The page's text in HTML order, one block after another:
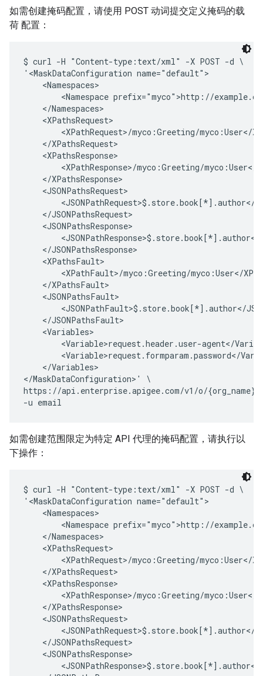
如需创建掩码配置，请使用 POST 动词提交定义掩码的载
荷 配置：
$ curl -H "Content-type:text/xml" -X POST -d \
'<MaskDataConfiguration name="default">
    <Namespaces>
<Namespace prefix="myco">http://
    </Namespaces>
    <XPathsRequest>
<XPathRequest>/myco:Greeting/myco:User</
    </XPathsRequest>
    <XPathsResponse>
<XPathResponse>/myco:Greeting/myco:User</
    </XPathsResponse>
    <JSONPathsRequest>
<JSONPathRequest>$.store.book[*].author</
    </JSONPathsRequest>
    <JSONPathsResponse>
    </JSONPathsResponse>
    <XPathsFault>
<XPathFault>/myco:Greeting/myco:User</
    </XPathsFault>
    <JSONPathsFault>
<JSONPathFault>$.store.book[*].author</
    </JSONPathsFault>
    <Variables>
<Variable>request.header.user-agent</
<Variable>request.formparam.password</
    </Variables>
</MaskDataConfiguration>' \
https://api.enterprise.apigee.com/v1/o/{org_name}/
如需创建范围限定为特定 API 代理的掩码配置，请执行以
下操作：
$ curl -H "Content-type:text/xml" -X POST -d \
'<MaskDataConfiguration name="default">
    <Namespaces>
<Namespace prefix="myco">http://
    </Namespaces>
    <XPathsRequest>
<XPathRequest>/myco:Greeting/myco:User</
    </XPathsRequest>
    <XPathsResponse>
<XPathResponse>/myco:Greeting/myco:User</
    </XPathsResponse>
    <JSONPathsRequest>
<JSONPathRequest>$.store.book[*].author</
    </JSONPathsRequest>
    <JSONPathsResponse>